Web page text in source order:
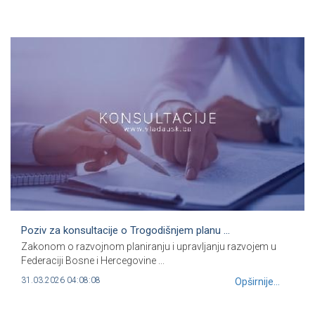
Poziv za konsultacije o Trogodišnjem planu ...
Zakonom o razvojnom planiranju i upravljanju razvojem u
Federaciji Bosne i Hercegovine ...
31.03.2026 04:08:08 Opširnije...